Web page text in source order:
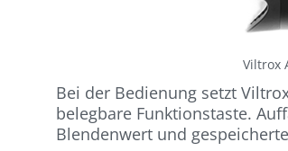
Viltrox
Bei der Bedienung setzt
belegbare Funktionstaste.
Blendenwert und